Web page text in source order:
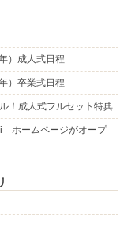
）成人式日程
）卒業式日程
！成人式フルセット特典
ホームページがオープ